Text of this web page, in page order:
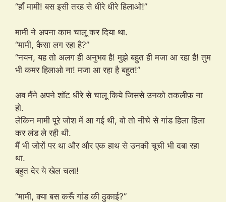
“हाँ मामी! बस इसी तरह से धीरे धीरे हिलाओ!”
मामी ने अपना काम चालू कर दिया था.
“मामी, कैसा लग रहा है?”
“नयन, यह तो अलग ही अनुभव है! मुझे बहुत ही मजा आ रहा है! तुम
भी कमर हिलाओ ना! मजा आ रहा है बहुत!”
अब मैंने अपने शॉट धीरे से चालू किये जिससे उनको तकलीफ़ ना
हो.
लेकिन मामी पूरे जोश में आ गई थी, वो तो नीचे से गांड हिला हिला
कर लंड ले रही थी.
मैं भी जोरों पर था और और एक हाथ से उनकी चूची भी दबा रहा
था.
बहुत देर ये खेल चला!
“मामी, क्या बस करूँ गांड की ठुकाई?”